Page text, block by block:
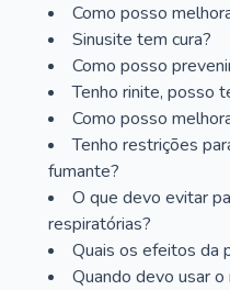
Como posso
Sinusite tem cura?
Como posso
Tenho rinite, posso
Como posso
Tenho restrições
fumante?
O que devo evitar
respiratórias?
Quais os efeitos da
Quando devo usar o